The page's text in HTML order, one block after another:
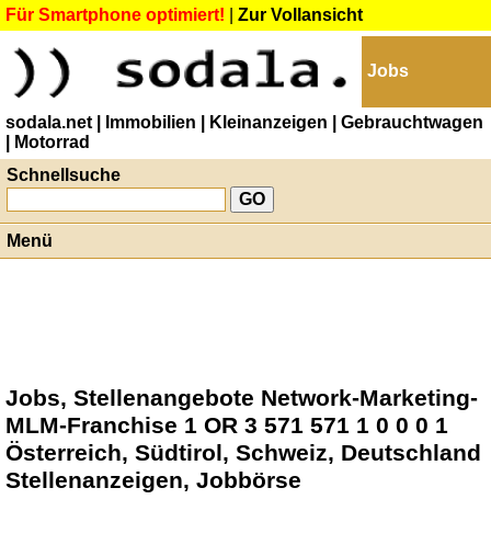
Für Smartphone optimiert! Zur Vollansicht
Jobs
sodala.net | Immobilien | Kleinanzeigen
| Gebrauchtwagen
| Motorrad
Schnellsuche
Menü
Jobs, Stellenangebote Network-Marketing-
MLM-Franchise 1 OR 3 571 571 1 0 0 0 1
Österreich, Südtirol, Schweiz, Deutschland
Stellenanzeigen, Jobbörse